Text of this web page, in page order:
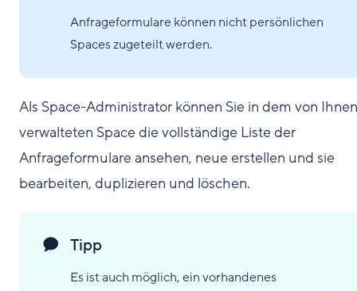
Anfrageformulare können nicht persönlichen
Spaces zugeteilt werden.
Als Space-Administrator können Sie in dem von Ihnen
verwalteten Space die vollständige Liste der
Anfrageformulare ansehen, neue erstellen und sie
bearbeiten, duplizieren und löschen.
Tipp
Es ist auch möglich, ein vorhandenes